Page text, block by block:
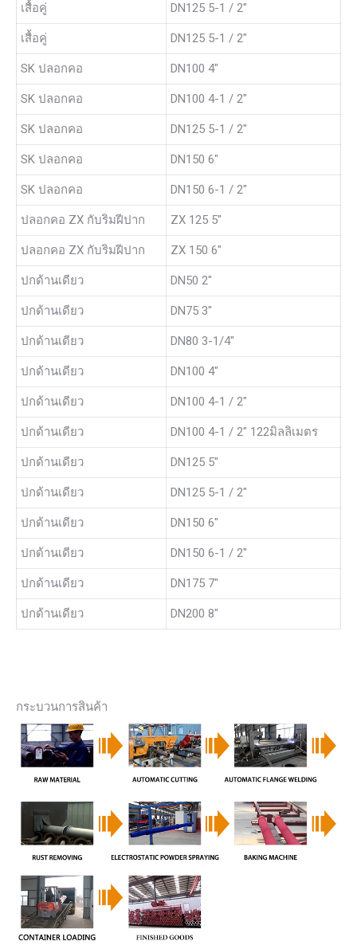
เสื้อคู่ DN125 5-1 / 2″
เสื้อคู่ DN125 5-1 / 2″
SK ปลอกคอ DN100 4″
SK ปลอกคอ DN100 4-1 / 2″
SK ปลอกคอ DN125 5-1 / 2″
SK ปลอกคอ DN150 6″
SK ปลอกคอ DN150 6-1 / 2″
ปลอกคอ ZX กับริมฝีปาก ZX 125 5″
ปลอกคอ ZX กับริมฝีปาก ZX 150 6″
ปกด้านเดียว DN50 2″
ปกด้านเดียว DN75 3″
ปกด้านเดียว DN80 3-1/4″
ปกด้านเดียว DN100 4″
ปกด้านเดียว DN100 4-1 / 2″
ปกด้านเดียว DN100 4-1 / 2″ 122มิลลิเมตร
ปกด้านเดียว DN125 5″
ปกด้านเดียว DN125 5-1 / 2″
ปกด้านเดียว DN150 6″
ปกด้านเดียว DN150 6-1 / 2″
ปกด้านเดียว DN175 7″
ปกด้านเดียว DN200 8″
กระบวนการสินค้า